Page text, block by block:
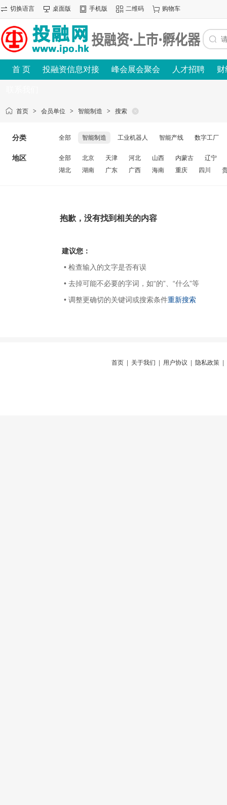
切换语言 桌面版 手机版 二维码 购物车
首 页 投融资信息对接 峰会展会聚会 人才招聘 财
首页 > 会员单位 > 智能制造 > 搜索
分类 全部 智能制造 工业机器人 智能产线 数字工厂
地区 全部 北京 天津 河北 山西 内蒙古
辽宁
湖北
湖南 广东 广西 海南 重庆 四川
抱歉，没有找到相关的内容
建议您：
• 检查输入的文字是否有误
• 去掉可能不必要的字词，如“的”、“什么”等
• 调整更确切的关键词或搜索条件重新搜索
首页 关于我们 用户协议 隐私政策